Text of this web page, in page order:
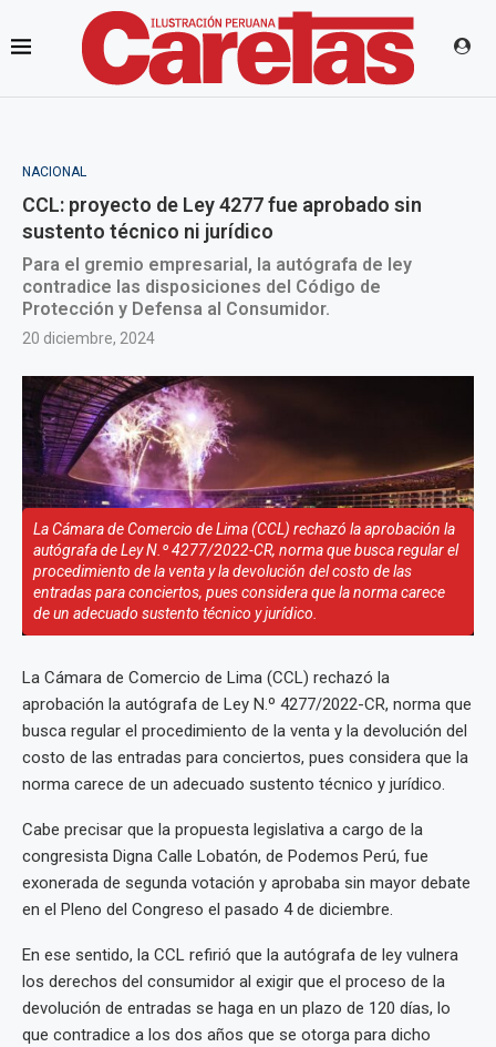
NACIONAL
CCL: proyecto de Ley 4277 fue aprobado sin
sustento técnico ni jurídico
Para el gremio empresarial, la autógrafa de ley
contradice las disposiciones del Código de
Protección y Defensa al Consumidor.
20 diciembre, 2024
La Cámara de Comercio de Lima (CCL) rechazó la aprobación la
autógrafa de Ley N.º 4277/2022-CR, norma que busca regular el
procedimiento de la venta y la devolución del costo de las
entradas para conciertos, pues considera que la norma carece
de un adecuado sustento técnico y jurídico.
La Cámara de Comercio de Lima (CCL) rechazó la
aprobación la autógrafa de Ley N.º 4277/2022-CR, norma que
busca regular el procedimiento de la venta y la devolución del
costo de las entradas para conciertos, pues considera que la
norma carece de un adecuado sustento técnico y jurídico.
Cabe precisar que la propuesta legislativa a cargo de la
congresista Digna Calle Lobatón, de Podemos Perú, fue
exonerada de segunda votación y aprobaba sin mayor debate
en el Pleno del Congreso el pasado 4 de diciembre.
En ese sentido, la CCL refirió que la autógrafa de ley vulnera
los derechos del consumidor al exigir que el proceso de la
devolución de entradas se haga en un plazo de 120 días, lo
que contradice a los dos años que se otorga para dicho